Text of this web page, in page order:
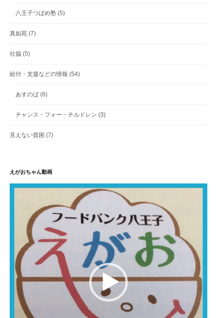
八王子つばめ塾 (5)
真如苑 (7)
社協 (5)
給付・支援などの情報 (54)
あすのば (6)
チャンス・フォー・チルドレン (3)
見えない貧困 (7)
えがおちゃん動画
動